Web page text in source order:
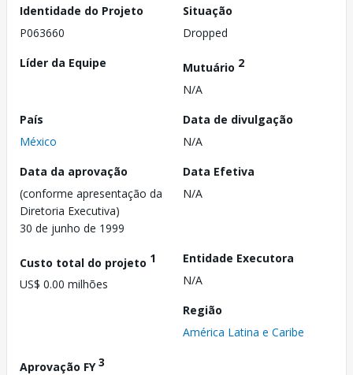
Identidade do Projeto
P063660
Situação
Dropped
Líder da Equipe
Mutuário 2
N/A
País
México
Data de divulgação
N/A
Data da aprovação
(conforme apresentação da
Diretoria Executiva)
30 de junho de 1999
Data Efetiva
N/A
Custo total do projeto 1
US$ 0.00 milhões
Entidade Executora
N/A
Região
América Latina e Caribe
Aprovação FY3